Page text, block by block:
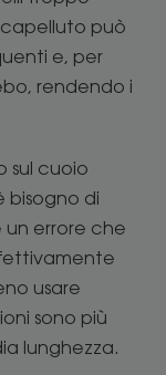
può
e, per
rendendo i
sul cuoio
bisogno di
un errore che
usare
sono più
lunghezza.